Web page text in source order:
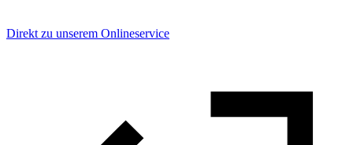
Direkt zu unserem Onlineservice